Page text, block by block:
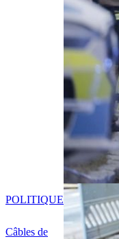
Câbles de
POLITIQUE